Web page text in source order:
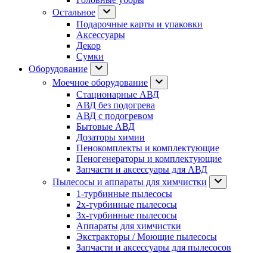
Остальное
Подарочные карты и упаковки
Аксессуары
Декор
Сумки
Оборудование
Моечное оборудование
Стационарные АВД
АВД без подогрева
АВД с подогревом
Бытовые АВД
Дозаторы химии
Пенокомплекты и комплектующие
Пеногенераторы и комплектующие
Запчасти и аксессуары для АВД
Пылесосы и аппараты для химчистки
1-турбинные пылесосы
2х-турбинные пылесосы
3х-турбинные пылесосы
Аппараты для химчистки
Экстракторы / Моющие пылесосы
Запчасти и аксессуары для пылесосов